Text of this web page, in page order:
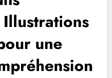
une